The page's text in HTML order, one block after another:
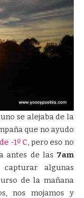
se alejaba de la
que no ayudo
-1º C, pero eso no
antes de las 7am
algunas
de la mañana
nos mojamos y